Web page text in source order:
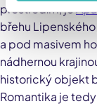
prostředím, je
břehu Lipenského
a pod masivem
nádhernou
historický objekt
Romantika je